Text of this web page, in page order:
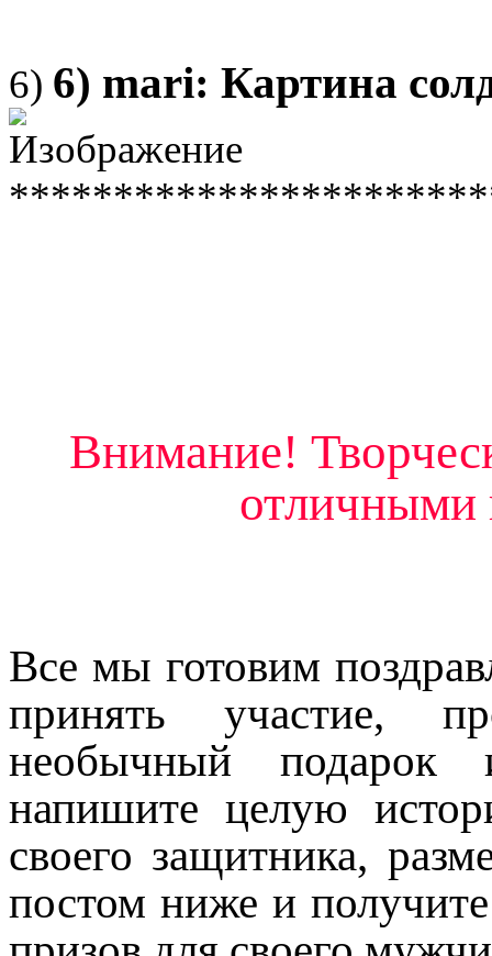
6) 6) mari: Картина
Внимание!
Все мы готовим
принять участие,
необычный подарок
напишите целую
своего защитника,
постом ниже и